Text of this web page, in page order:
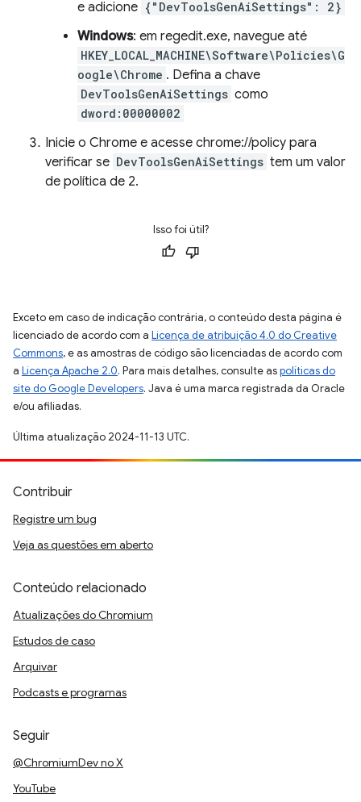
e adicione {"DevToolsGenAiSettings": 2}
Windows: em regedit.exe, navegue até
HKEY_LOCAL_MACHINE\Software\Policies\G
oogle\Chrome . Defina a chave
DevToolsGenAiSettings como
dword:00000002
Inicie o Chrome e acesse chrome://policy para
verificar se DevToolsGenAiSettings tem um valor
de política de 2.
Isso foi útil?
Exceto em caso de indicação contrária, o conteúdo desta página é
licenciado de acordo com a Licença de atribuição 4.0 do Creative
Commons, e as amostras de código são licenciadas de acordo com
a Licença Apache 2.0. Para mais detalhes, consulte aspolíticas do
site do Google Developers. Java é uma marca registrada da Oracle
e/ou afiliadas.
Última atualização 2024-11-13 UTC.
Contribuir
Registre um bug
Veja as questões em aberto
Conteúdo relacionado
Atualizações do Chromium
Estudos de caso
Arquivar
Podcasts e programas
Seguir
@ChromiumDev no X
YouTube